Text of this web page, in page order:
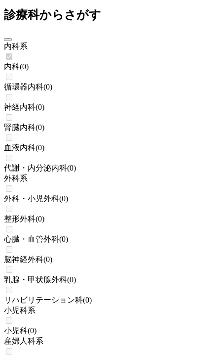
診療科からさがす
内科系
内科(0)
循環器内科(0)
神経内科(0)
腎臓内科(0)
血液内科(0)
代謝・内分泌内科(0)
外科系
外科・小児外科(0)
整形外科(0)
心臓・血管外科(0)
脳神経外科(0)
乳腺・甲状腺外科(0)
リハビリテーション科(0)
小児科系
小児科(0)
産婦人科系